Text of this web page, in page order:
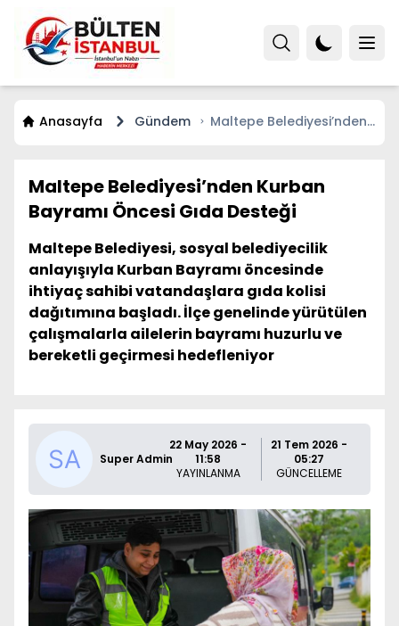
Anasayfa Gündem
Maltepe Belediyesi’nden
Maltepe Belediyesi’nden Kurban
Bayramı Öncesi Gıda Desteği
Maltepe Belediyesi, sosyal belediyecilik
anlayışıyla Kurban Bayramı öncesinde
ihtiyaç sahibi vatandaşlara gıda kolisi
dağıtımına başladı. İlçe genelinde yürütülen
çalışmalarla ailelerin bayramı huzurlu ve
bereketli geçirmesi hedefleniyor
Super Admin
22 May 2026 -
11:58
YAYINLANMA
21 Tem 2026 -
05:27
GÜNCELLEME